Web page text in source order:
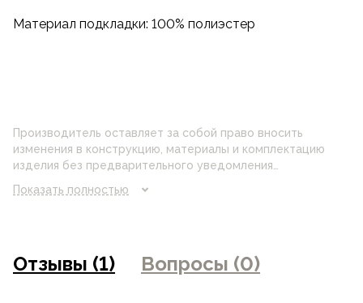
Материал подкладки: 100% полиэстер
Производитель оставляет за собой право вносить
изменения в конструкцию, материалы и комплектацию
изделия без предварительного уведомления
отличаться от реального цвета товара, что связано с
магазинах
Показать полностью
Отзывы (1) Вопросы (0)